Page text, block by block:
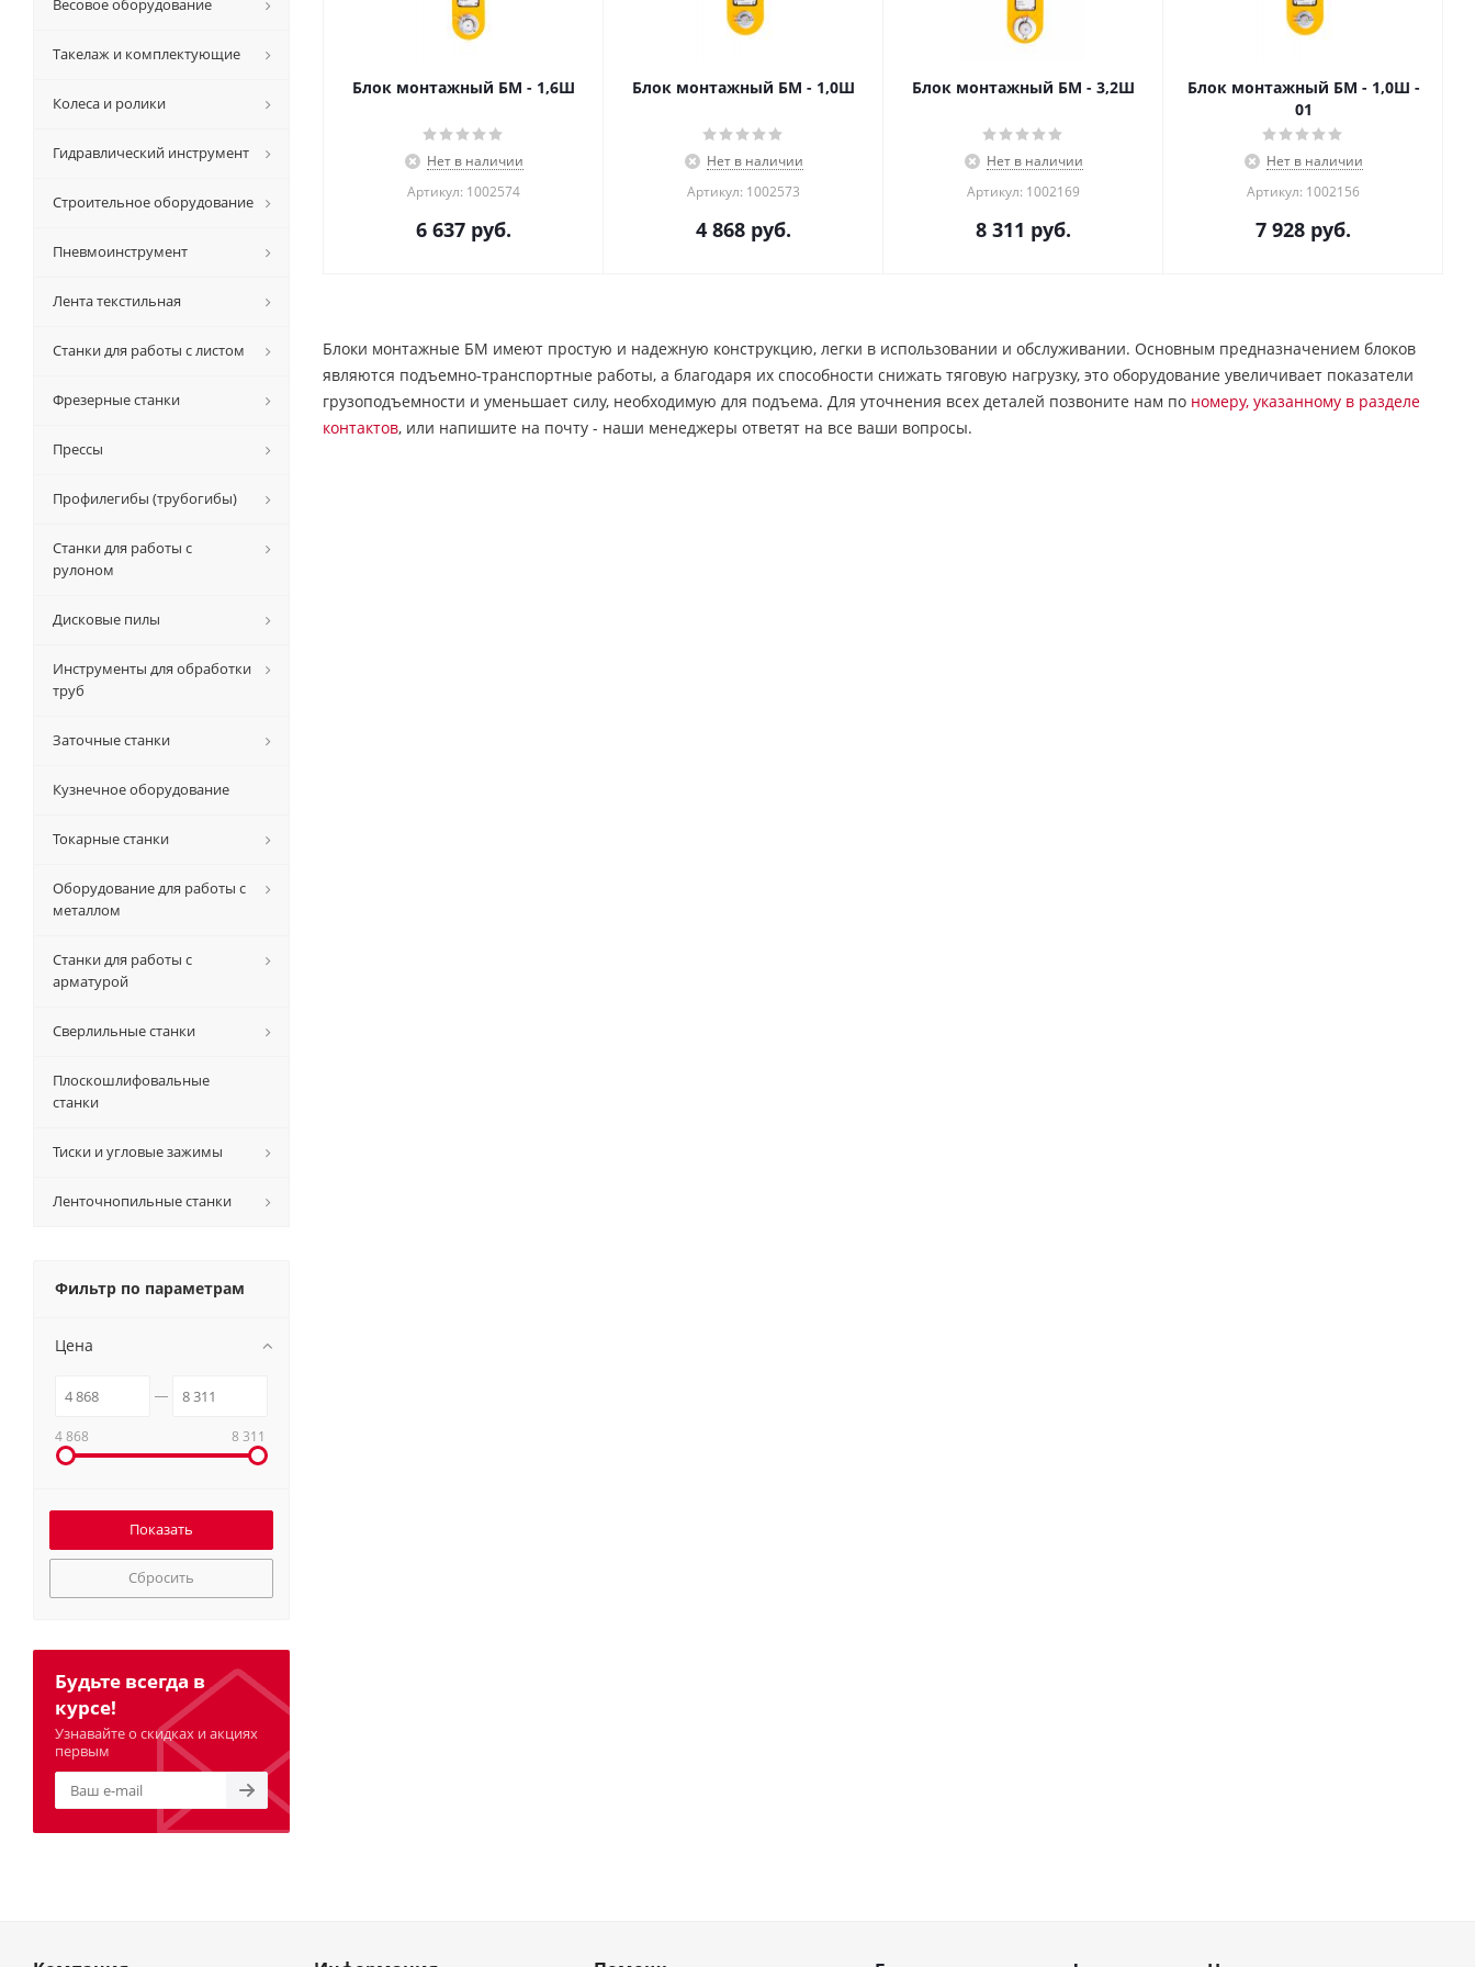
Блок монтажный БМ - 1,6Ш
Нет в наличии
Артикул: 1002574
6 637 руб.
Блок монтажный БМ - 1,0Ш
Нет в наличии
Артикул: 1002573
4 868 руб.
Блок монтажный БМ - 3,2Ш
Нет в наличии
Артикул: 1002169
8 311 руб.
Блок монтажный БМ - 1,0Ш -
01
Нет в наличии
Артикул: 1002156
7 928 руб.
Блоки монтажные БМ имеют простую и надежную конструкцию, легки в использовании и обслуживании. Основным предназначением блоков
являются подъемно-транспортные работы, а благодаря их способности снижать тяговую нагрузку, это оборудование увеличивает показатели
грузоподъемности и уменьшает силу, необходимую для подъема. Для уточнения всех деталей позвоните нам по номеру, указанному в разделе
контактов, или напишите на почту - наши менеджеры ответят на все ваши вопросы.
Весовое оборудование
Такелаж и комплектующие
Колеса и ролики
Гидравлический инструмент
Строительное оборудование
Пневмоинструмент
Лента текстильная
Станки для работы с листом
Фрезерные станки
Прессы
Профилегибы (трубогибы)
Станки для работы с
рулоном
Дисковые пилы
Инструменты для обработки
труб
Заточные станки
Кузнечное оборудование
Токарные станки
Оборудование для работы с
металлом
Станки для работы с
арматурой
Сверлильные станки
Плоскошлифовальные
станки
Тиски и угловые зажимы
Ленточнопильные станки
Фильтр по параметрам
Цена
4 868 8 311
Сбросить
Будьте всегда в
курсе!
Узнавайте о скидках и акциях
первым